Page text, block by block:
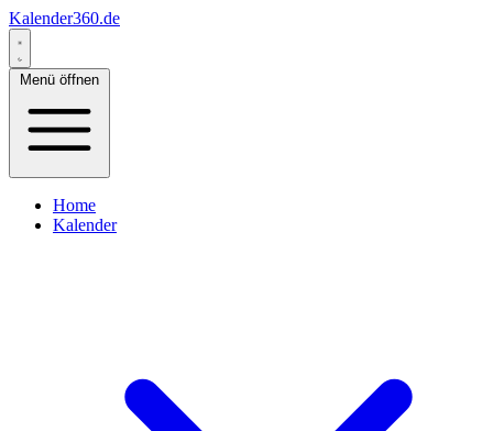
Kalender360.de
Menü öffnen
Home
Kalender